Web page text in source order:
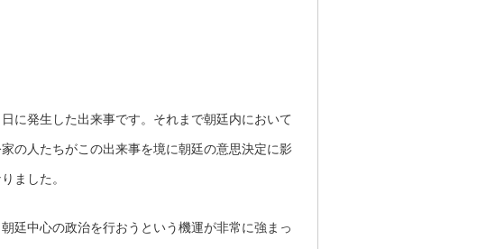
に発生した出来事です。それまで朝廷内において
の人たちがこの出来事を境に朝廷の意思決定に影
ました。
廷中心の政治を行おうという機運が非常に強まっ